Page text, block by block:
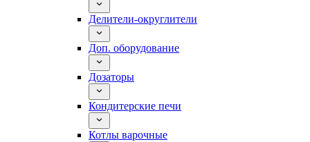
Делители-округлители
Доп. оборудование
Дозаторы
Кондитерские печи
Котлы варочные